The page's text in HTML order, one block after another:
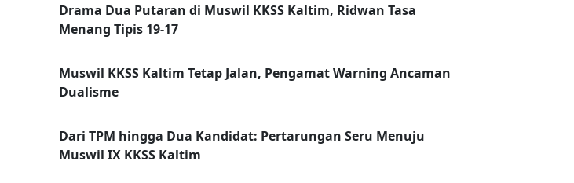
Drama Dua Putaran di Muswil KKSS Kaltim, Ridwan Tasa
Menang Tipis 19-17
Muswil KKSS Kaltim Tetap Jalan, Pengamat Warning Ancaman
Dualisme
Dari TPM hingga Dua Kandidat: Pertarungan Seru Menuju
Muswil IX KKSS Kaltim